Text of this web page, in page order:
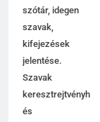
szótár, idegen
szavak,
kifejezések
jelentése.
Szavak
keresztrejtvényhez
és